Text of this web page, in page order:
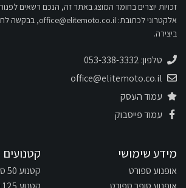
זכויות יוצרים בחומר המוצג באתר זה, הנכם רשאים
אלקטרוני לכתובת: office@elitemoto.co.il, בבקשה
ביצירה.
טלפון: 053-338-3332
office@elitemoto.co.il
עמוד העסק
עמוד פייסבוק
מידע שימושי
אופנוע ספורט
קטנועים
קטנוע 50 סמ"ק